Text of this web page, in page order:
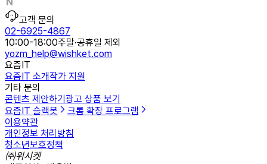
고객 문의
02-6925-4867
10:00-18:00주말·공휴일 제외
yozm_help@wishket.com
요즘IT
요즘IT 소개작가 지원
기타 문의
콘텐츠 제안하기 광고 상품 보기
요즘IT 슬랙봇
크롬 확장 프로그램
이용약관
개인정보 처리방침
청소년보호정책
㈜위시켓